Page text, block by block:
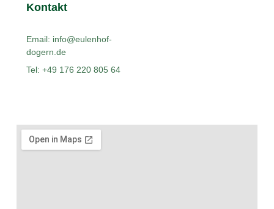
Kontakt
Email: info@eulenhof-
dogern.de
Tel: +49 176 220 805 64